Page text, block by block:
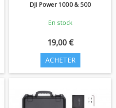
DJI Power 1000 & 500
En stock
19,00 €
ACHETER